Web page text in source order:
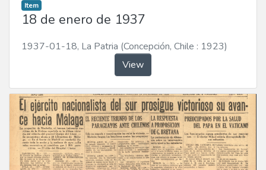
Item
18 de enero de 1937
1937-01-18, La Patria (Concepción, Chile : 1923)
View